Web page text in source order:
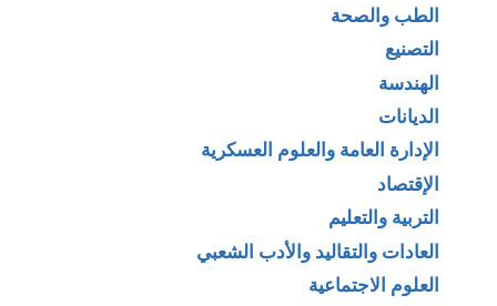
الطب والصحة
التصنيع
الهندسة
الديانات
الإدارة العامة والعلوم العسكرية
الإقتصاد
التربية والتعليم
العادات والتقاليد والأدب الشعبي
العلوم الاجتماعية